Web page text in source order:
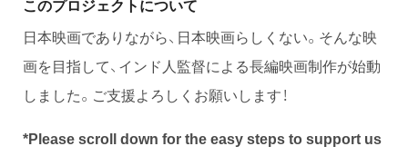
このプロジェクトについて
日本映画でありながら、日本映画らしくない。そんな映
画を目指して、インド人監督による長編映画制作が始動
しました。ご支援よろしくお願いします！
*Please scroll down for the easy steps to support us